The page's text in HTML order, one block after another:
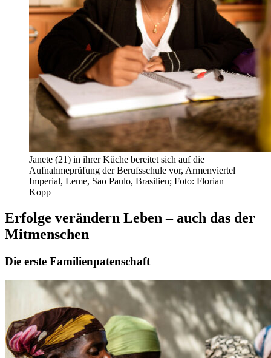
Janete (21) in ihrer Küche bereitet sich auf die
Aufnahmeprüfung der Berufsschule vor, Armenviertel
Imperial, Leme, Sao Paulo, Brasilien; Foto: Florian
Kopp
Erfolge verändern Leben – auch das der
Mitmenschen
Die erste Familienpatenschaft